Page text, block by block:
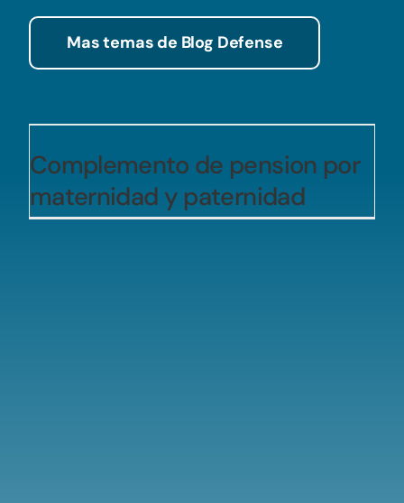
Mas temas de Blog Defense
Complemento de pension por
maternidad y paternidad